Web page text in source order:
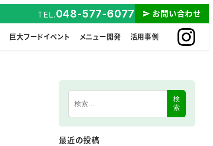
TEL.048-577-6077 お問い合わせ
巨大フードイベント メニュー開発 活用事例
検
索
最近の投稿